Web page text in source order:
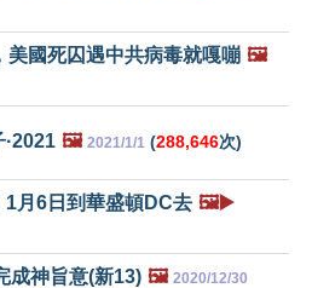
美國死囚遇中共病毒就嘎嘣 🖼️
🖼️ 2021/1/1 (288,646次)
月6日到華盛頓DC去 🖼️▶️
成神旨意(新13) 🖼️ 2020/12/30